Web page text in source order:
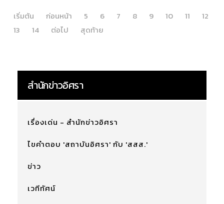
เริ่มต้น ก่อนหน้า 5 6 7 8 9 10 11
12
13
14 ต่อไป สุดท้าย
สำนักข่าวอิศรา
เรื่องเด่น - สำนักข่าวอิศรา
ไขคำตอบ 'สถาบันอิศรา' กับ 'สสส.'
ข่าว
เวทีทัศน์